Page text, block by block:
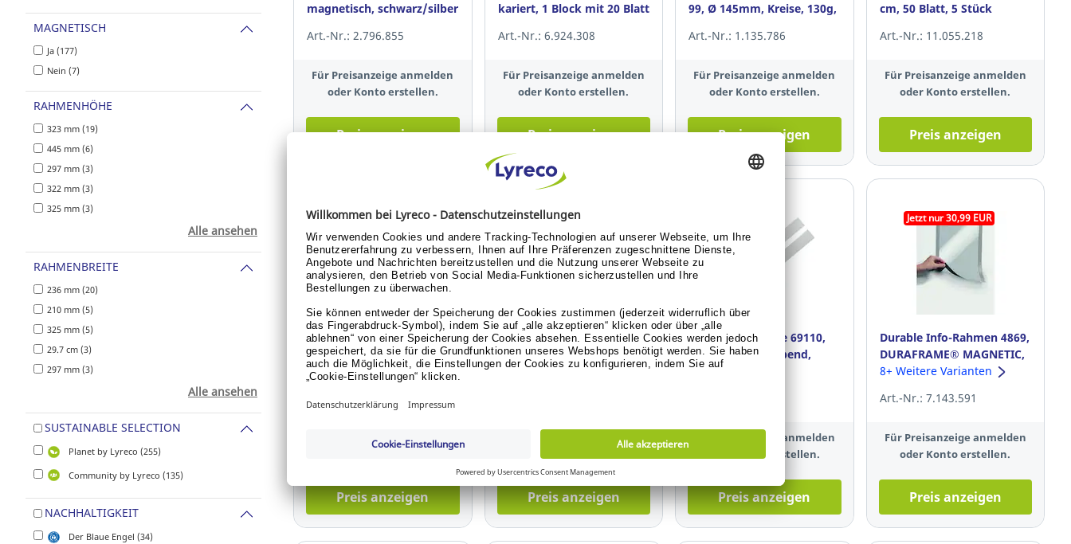
MAGNETISCH
Ja (177)
Nein (7)
RAHMENHÖHE
323 mm (19)
445 mm (6)
297 mm (3)
322 mm (3)
325 mm (3)
Alle ansehen
RAHMENBREITE
236 mm (20)
210 mm (5)
325 mm (5)
29.7 cm (3)
297 mm (3)
Alle ansehen
SUSTAINABLE SELECTION
Planet by Lyreco (255)
Community by Lyreco (135)
NACHHALTIGKEIT
Der Blaue Engel (34)
magnetisch, schwarz/silber
Art.-Nr.: 2.796.855
Für Preisanzeige anmelden
oder Konto erstellen.
Preis anzeigen
kariert, 1 Block mit 20 Blatt
Art.-Nr.: 6.924.308
Für Preisanzeige anmelden
oder Konto erstellen.
Preis anzeigen
99, Ø 145mm, Kreise, 130g,
Art.-Nr.: 1.135.786
Für Preisanzeige anmelden
oder Konto erstellen.
Preis anzeigen
cm, 50 Blatt, 5 Stück
Art.-Nr.: 11.055.218
Für Preisanzeige anmelden
oder Konto erstellen.
Preis anzeigen
Exacompta Flipchartblock
41651E, kariert, 80g, 20
Blatt, 5 Stück
Art.-Nr.: 12.189.718
Für Preisanzeige anmelden
Preis anzeigen
ARWS magnetischer
Whiteboard-Radierer, grau
Für Preisanzeige anmelden
oder Konto erstellen.
Preis anzeigen
Alco Magnetleiste 69110,
100cm, selbstklebend,
weiß, 1 Stück
Für Preisanzeige anmelden
oder Konto erstellen.
Preis anzeigen
Jetzt nur 30,99 EUR
Durable Info-Rahmen 4869,
DURAFRAME® MAGNETIC,
A4, magnetisch, silber, 5
8+ Weitere Varianten
Art.-Nr.: 7.143.591
Für Preisanzeige anmelden
oder Konto erstellen.
Preis anzeigen